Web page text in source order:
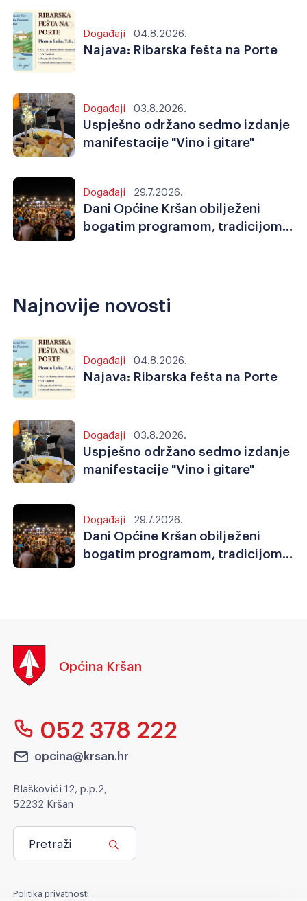
Događaji 04.8.2026.
Najava: Ribarska fešta na Porte
Događaji 03.8.2026.
Uspješno održano sedmo izdanje
manifestacije "Vino i gitare"
Događaji 29.7.2026.
Dani Općine Kršan obilježeni
bogatim programom, tradicijom,
Najnovije novosti
Događaji 04.8.2026.
Najava: Ribarska fešta na Porte
Događaji 03.8.2026.
Uspješno održano sedmo izdanje
manifestacije "Vino i gitare"
Događaji 29.7.2026.
Dani Općine Kršan obilježeni
bogatim programom, tradicijom,
Općina Kršan
052 378 222
opcina@krsan.hr
Blaškovići 12, p.p.2,
52232 Kršan
Pretraži
Politika privatnosti